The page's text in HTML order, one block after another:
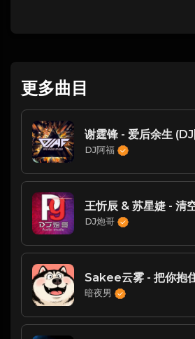
更多曲目
谢霆锋 - 爱后余生
DJ阿福
DJ炮哥
暗夜男